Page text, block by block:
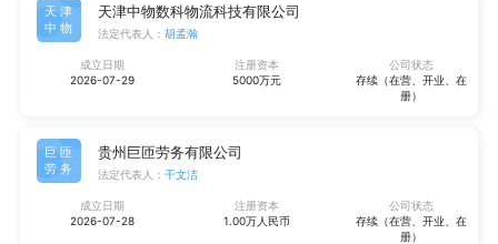
天津
中物
天津中物数科物流科技有限公司
法定代表人： 胡孟瀚
成立日期
2026-07-29
注册资本
5000万元
公司状态
存续（在营、开业、在
册）
巨匝
劳务
贵州巨匝劳务有限公司
法定代表人： 干文洁
成立日期
2026-07-28
注册资本
1.00万人民币
公司状态
存续（在营、开业、在
册）